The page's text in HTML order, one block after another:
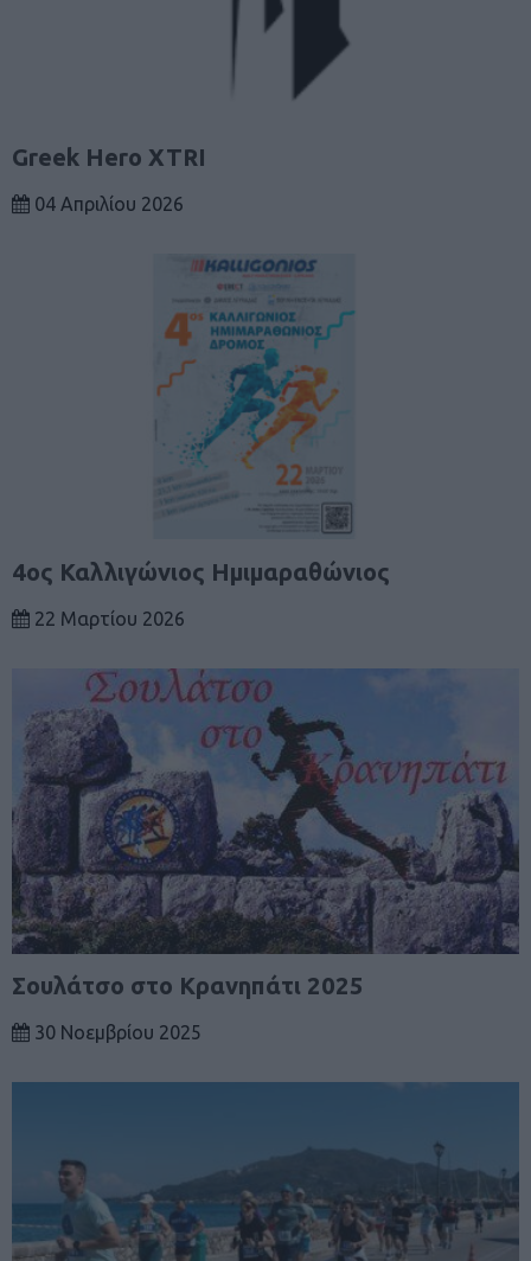
Greek Hero XTRI
04 Απριλίου 2026
4ος Καλλιγώνιος Ημιμαραθώνιος
22 Μαρτίου 2026
Σουλάτσο στο Κρανηπάτι 2025
30 Νοεμβρίου 2025